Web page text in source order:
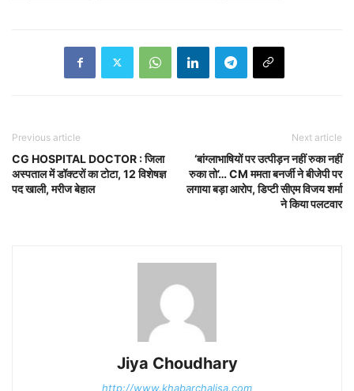
Previous article
CG HOSPITAL DOCTOR : जिला
अस्पताल में डॉक्टरों का टोटा, 12 विशेषज्ञ
पद खाली, मरीज बेहाल
Next article
‘बांग्लाभाषियों पर उत्पीड़न नहीं रुका नहीं
रुका तो’… CM ममता बनर्जी ने बीजेपी पर
लगाया बड़ा आरोप, डिप्टी सीएम विजय शर्मा
ने किया पलटवार
Jiya Choudhary
http://www.khabarchalisa.com